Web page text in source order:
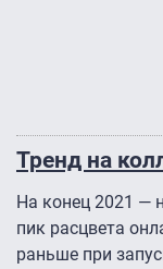
Тренд на
На конец 2021 —
пик расцвета
раньше при